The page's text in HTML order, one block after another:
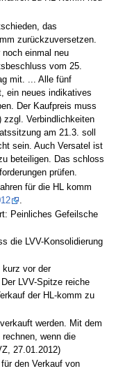
das
zurückzuversetzen.
einmal neu
vom 25.
mit. ... Alle fünf
ein neues indikatives
Der Kaufpreis muss
zzgl. Verbindlichkeiten
am 21.3. soll
sein. Auch Versatel ist
beteiligen. Das schloss
prüfen.
für die HL komm
Peinliches Gefeilsche
die LVV-Konsolidierung
kurz vor der
LVV-Spitze reiche
der HL-komm zu
werden. Mit dem
wenn die
27.01.2012)
den Verkauf von